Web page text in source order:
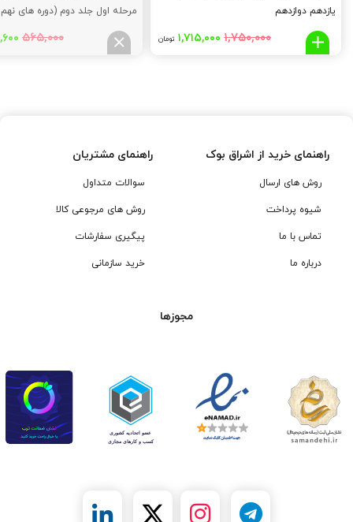
یازدهم دوازدهم
۱,۷۵۰,۰۰۰ قیمت
۱,۷۱۵,۰۰۰ تومانقیمت
مرحله اول جلد دوم (دوره های نهم
شانزدهم)
۵۶۵,۰۰۰
راهنمای خرید از اشراق بوک
روش های ارسال
شیوه پرداخت
تماس با ما
درباره ما
راهنمای مشتریان
سوالات متداول
روش های مرجوعی کالا
پیگیری سفارشات
خرید سازمانی
مجوزها